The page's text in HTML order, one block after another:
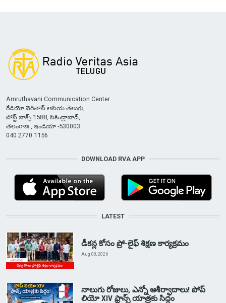
Amruthavani Communication Center
రేడియో వెరితాస్ ఆసియ తెలుగు,
పోస్ట్ బాక్స్ 1588, సికింద్రాబాద్,
తెలంగాణ , ఇండియా -530003
040 2770 1156
DOWNLOAD RVA APP
LATEST
డీకన్ల కోసం ప్రో-లైఫ్ శిక్షణ కార్యక్రమం
Aug 08, 2026
నాలుగు రోజులు, ఎన్నో ఆశీర్వాదాలు! పోప్
లియో XIV ఫ్రాన్స్ యాత్రకు సిద్ధం